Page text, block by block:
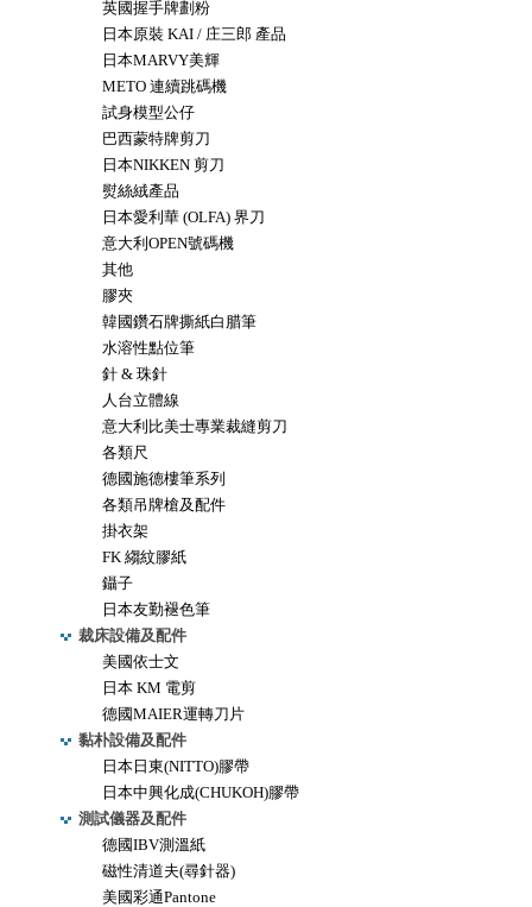
英國握手牌劃粉
日本原裝 KAI / 庄三郎 產品
日本MARVY美輝
METO 連續跳碼機
試身模型公仔
巴西蒙特牌剪刀
日本NIKKEN 剪刀
熨絲絨產品
日本愛利華 (OLFA) 界刀
意大利OPEN號碼機
其他
膠夾
韓國鑽石牌撕紙白腊筆
水溶性點位筆
針 & 珠針
人台立體線
意大利比美士專業裁縫剪刀
各類尺
德國施德樓筆系列
各類吊牌槍及配件
掛衣架
FK 縐紋膠紙
鑷子
日本友勤褪色筆
裁床設備及配件
美國依士文
日本 KM 電剪
德國MAIER運轉刀片
黏朴設備及配件
日本日東(NITTO)膠帶
日本中興化成(CHUKOH)膠帶
測試儀器及配件
德國IBV測溫紙
磁性清道夫(尋針器)
美國彩通Pantone